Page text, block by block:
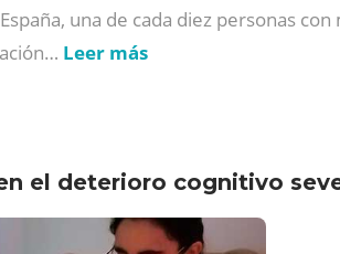
una de cada diez personas
Leer más
el deterioro cognitivo